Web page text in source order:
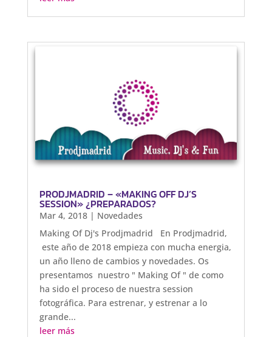
PRODJMADRID – «MAKING OFF DJ’S
SESSION» ¿PREPARADOS?
Mar 4, 2018| Novedades
Making Of Dj's Prodjmadrid En Prodjmadrid,
este año de 2018 empieza con mucha energia,
un año lleno de cambios y novedades. Os
presentamos nuestro " Making Of " de como
ha sido el proceso de nuestra session
fotográfica. Para estrenar, y estrenar a lo
grande...
leer más